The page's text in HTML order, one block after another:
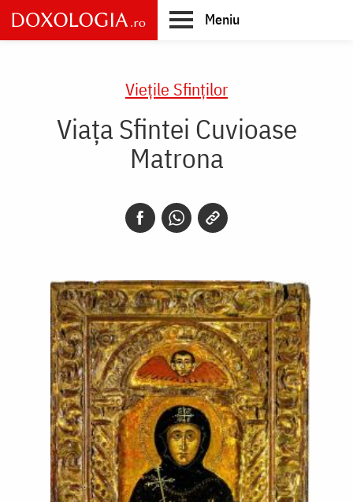
Skip
to
main
Meniu
Vieţile Sfinţilor
Viața Sfintei Cuvioase
Matrona